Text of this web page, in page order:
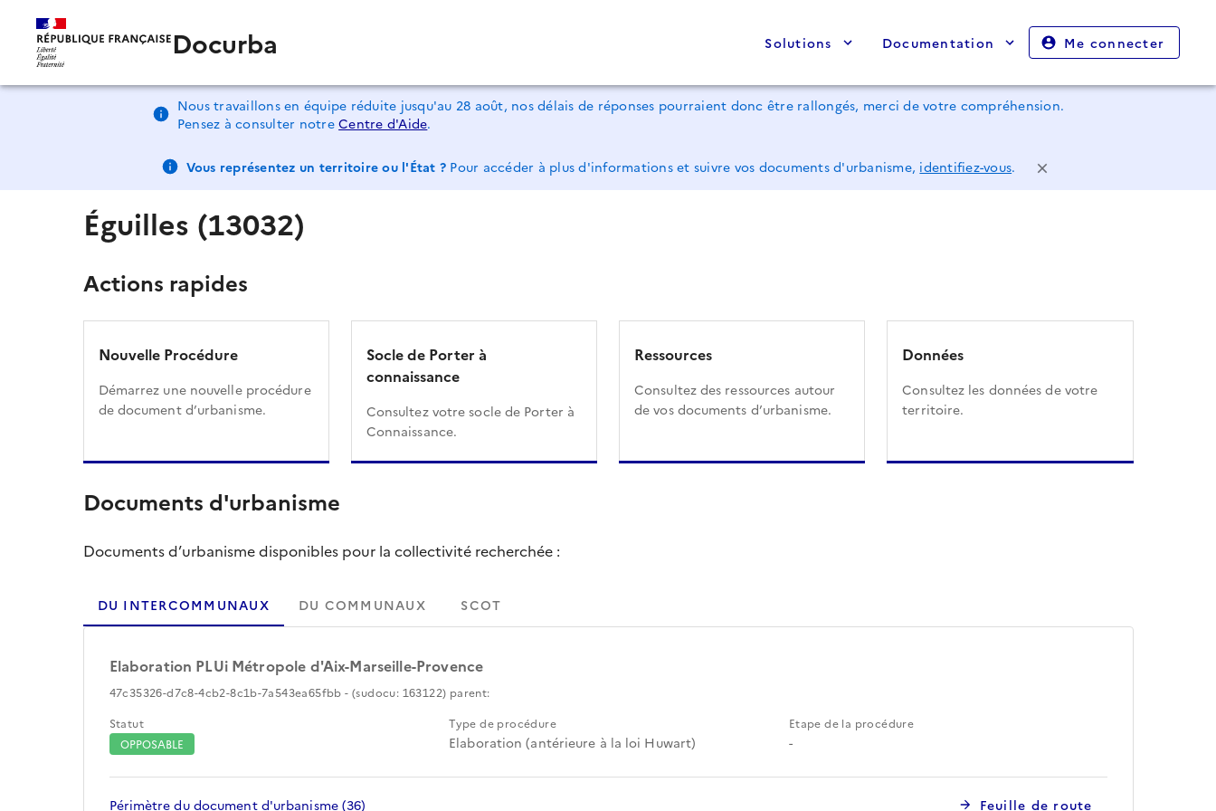
Docurba Solutions Documentation Me connecter
Nous travaillons en équipe réduite jusqu'au 28 août, nos délais de réponses pourraient donc être rallongés, merci de votre compréhension.
Pensez à consulter notreCentre d'Aide.
Vous représentez un territoire ou l'État ? Pour accéder à plus d'informations et suivre vos documents d'urbanisme, identifiez-vous.
Éguilles (13032)
Actions rapides
Nouvelle Procédure
Démarrez une nouvelle procédure
de document d’urbanisme.
Socle de Porter à
connaissance
Consultez votre socle de Porter à
Connaissance.
Ressources
Consultez des ressources autour
de vos documents d’urbanisme.
Données
Consultez les données de votre
territoire.
Documents d'urbanisme
Documents d’urbanisme disponibles pour la collectivité recherchée :
DU INTERCOMMUNAUX DU COMMUNAUX SCOT
Elaboration PLUi Métropole d'Aix-Marseille-Provence
47c35326-d7c8-4cb2-8c1b-7a543ea65fbb - (sudocu: 163122) parent:
Statut
OPPOSABLE
Type de procédure
Elaboration (antérieure à la loi Huwart)
Etape de la procédure
-
Périmètre du document d'urbanisme (36) Feuille de route